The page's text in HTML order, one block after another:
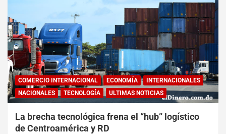
COMERCIO INTERNACIONAL ECONOMÍA
INTERNACIONALES
NACIONALES
TECNOLOGÍA ULTIMAS NOTICIAS
La brecha tecnológica frena el “hub” logístico
de Centroamérica y RD